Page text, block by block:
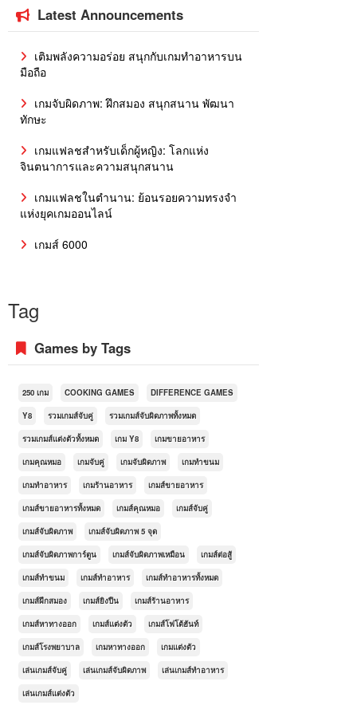
Latest Announcements
เติมพลังความอร่อย สนุกกับเกมทำอาหารบน
มือถือ
เกมจับผิดภาพ: ฝึกสมอง สนุกสนาน พัฒนา
ทักษะ
เกมแฟลชสำหรับเด็กผู้หญิง: โลกแห่ง
จินตนาการและความสนุกสนาน
เกมแฟลชในตำนาน: ย้อนรอยความทรงจำ
แห่งยุคเกมออนไลน์
เกมส์ 6000
Tag
Games by Tags
250 เกม COOKING GAMES DIFFERENCE GAMES
Y8 รวมเกมส์จับคู่ รวมเกมส์จับผิดภาพทั้งหมด
รวมเกมส์แต่งตัวทั้งหมด เกม Y8 เกมขายอาหาร
เกมคุณหมอ เกมจับคู่ เกมจับผิดภาพ เกมทำขนม
เกมทำอาหาร เกมร้านอาหาร เกมส์ขายอาหาร
เกมส์ขายอาหารทั้งหมด เกมส์คุณหมอ เกมส์จับคู่
เกมส์จับผิดภาพ เกมส์จับผิดภาพ 5 จุด
เกมส์จับผิดภาพการ์ตูน เกมส์จับผิดภาพเหมือน เกมส์ต่อสู้
เกมส์ทำขนม เกมส์ทำอาหาร เกมส์ทำอาหารทั้งหมด
เกมส์ฝึกสมอง เกมส์ยิงปืน เกมส์ร้านอาหาร
เกมส์หาทางออก เกมส์แต่งตัว เกมส์โฟโต้ฮันท์
เกมส์โรงพยาบาล เกมหาทางออก เกมแต่งตัว
เล่นเกมส์จับคู่ เล่นเกมส์จับผิดภาพ เล่นเกมส์ทำอาหาร
เล่นเกมส์แต่งตัว